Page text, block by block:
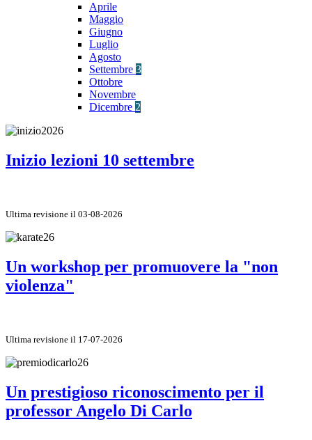
Aprile
Maggio
Giugno
Luglio
Agosto
Settembre 3
Ottobre
Novembre
Dicembre 2
Inizio lezioni 10 settembre
Ultima revisione il 03-08-2026
Un workshop per promuovere la "non
violenza"
Ultima revisione il 17-07-2026
Un prestigioso riconoscimento per il
professor Angelo Di Carlo